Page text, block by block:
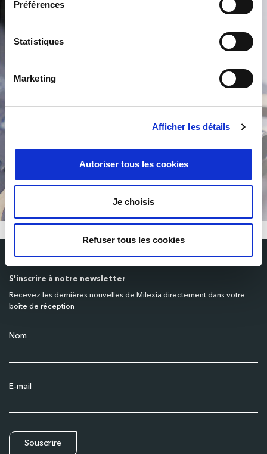
Préférences
Statistiques
Marketing
Afficher les détails
Autoriser tous les cookies
Je choisis
Refuser tous les cookies
S'inscrire à notre newsletter
Recevez les dernières nouvelles de Milexia directement dans votre
boîte de réception
Nom
E-mail